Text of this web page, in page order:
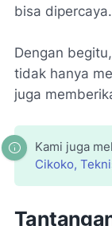
bisa dipercaya.
Dengan
tidak hanya
juga
Kami juga
Cikoko,